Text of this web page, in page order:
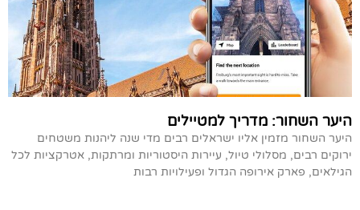
היער השחור: מדריך למטיילים
היער השחור מזמין אליו ישראלים רבים מדי שנה ליהנות משטחים
ירוקים רבים, מסלולי טיול, עיירות היסטוריות ומרתקות, אטרקציות לכל
הגילאים, פארק אירופה הגדול ופעילויות רבות